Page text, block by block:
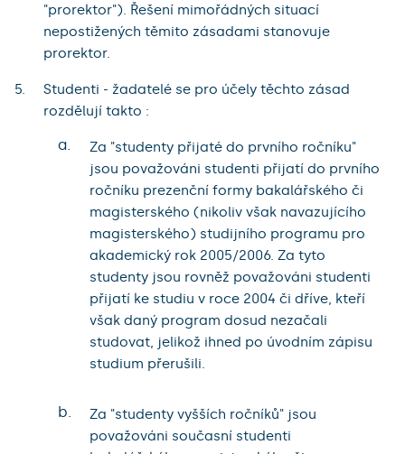
"prorektor"). Řešení mimořádných situací
nepostižených těmito zásadami stanovuje
prorektor.
Studenti - žadatelé se pro účely těchto zásad
rozdělují takto :
a.
Za "studenty přijaté do prvního ročníku"
jsou považováni studenti přijatí do prvního
ročníku prezenční formy bakalářského či
magisterského (nikoliv však navazujícího
magisterského) studijního programu pro
akademický rok 2005/2006. Za tyto
studenty jsou rovněž považováni studenti
přijatí ke studiu v roce 2004 či dříve, kteří
však daný program dosud nezačali
studovat, jelikož ihned po úvodním zápisu
studium přerušili.
b.
Za "studenty vyšších ročníků" jsou
považováni současní studenti